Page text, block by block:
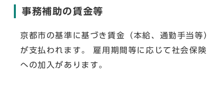
事務補助の賃金等
京都市の基準に基づき賃金（本給、通勤手当等）
が支払われます。 雇用期間等に応じて社会保険
への加入があります。